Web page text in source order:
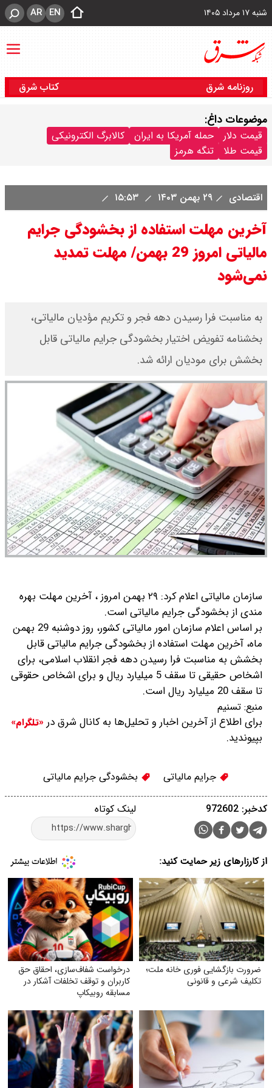
شنبه ۱۷ مرداد ۱۴۰۵ EN
AR
روزنامه شرق کتاب شرق
موضوعات داغ:
قیمت دلار حمله آمریکا به ایران
کالابرگ الکترونیکی
قیمت طلا
تنگه هرمز
اقتصادی ۲۹ بهمن ۱۴۰۳
آخرین مهلت استفاده از بخشودگی جرایم
مالیاتی امروز 29 بهمن/ مهلت تمدید
نمی‌شود
به مناسبت فرا رسیدن دهه فجر و تکریم مؤدیان مالیاتی،
بخشنامه تفویض اختیار بخشودگی جرایم مالیاتی قابل
بخشش برای مودیان ارائه شد.
سازمان مالیاتی اعلام کرد: ۲۹ بهمن امروز ، آخرین مهلت بهره
مندی از بخشودگی جرایم مالیاتی است.
بر اساس اعلام سازمان امور مالیاتی کشور، روز دوشنبه 29 بهمن
ماه، آخرین مهلت استفاده از بخشودگی جرایم مالیاتی قابل
بخشش به مناسبت فرا رسیدن دهه فجر انقلاب اسلامی، برای
اشخاص حقیقی تا سقف 5 میلیارد ریال و برای اشخاص حقوقی
تا سقف 20 میلیارد ریال است.
منبع: تسنیم
برای اطلاع از آخرین اخبار و تحلیل‌ها به کانال شرق در «تلگرام»
بپیوندید.
جرایم مالیاتی بخشودگی جرایم مالیاتی
لینک کوتاه کدخبر: 972602
از کارزارهای زیر حمایت کنید:
ضرورت بازگشایی فوری خانه ملت؛
تکلیف شرعی و قانونی
درخواست شفاف‌سازی، احقاق حق
کاربران و توقف تخلفات آشکار در
مسابقه روبیکاپ